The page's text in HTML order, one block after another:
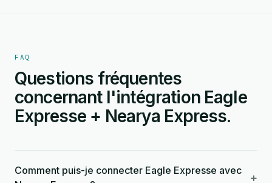
FAQ
Questions fréquentes
concernant l'intégration Eagle
Expresse + Nearya Express.
Comment puis-je connecter Eagle Expresse avec
+